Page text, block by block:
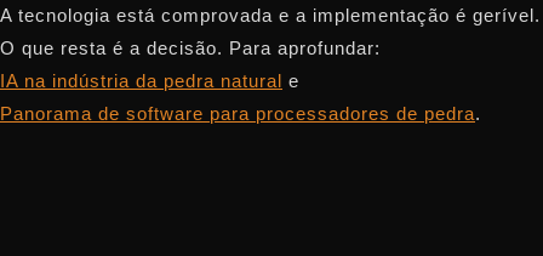
A tecnologia está comprovada e a implementação é gerível.
O que resta é a decisão. Para aprofundar:
IA na indústria da pedra natural e
Panorama de software para processadores de pedra.